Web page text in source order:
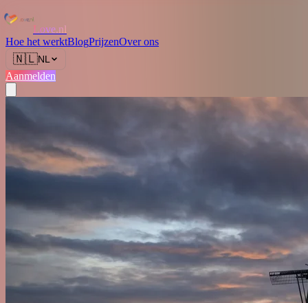
Love.nl
Hoe het werktBlogPrijzenOver ons
🇳🇱NL
Aanmelden